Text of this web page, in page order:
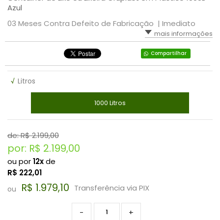
DESINFETANTE UP PRO
SABONETE LIQUIDO
VASSOURA
LIXEIRA SEM TAMPA
SUPORTE PARA COPO DESCARTÁVEL
Azul
03 Meses Contra Defeito de Fabricação | Imediato
mais informações
Compartilhar
√ Litros
1000 Litros
de: R$2.199,00
por: R$ 2.199,00
ou por12xde
R$ 222,01
ou R$ 1.979,10 Transferência via PIX
+
-